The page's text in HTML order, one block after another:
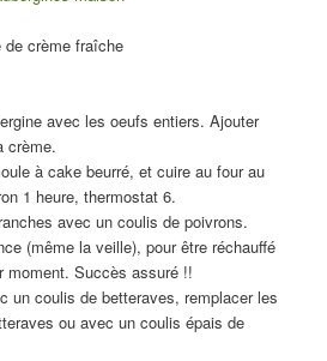
crème fraîche
avec les oeufs entiers. Ajouter
crème.
à cake beurré, et cuire au four au
1 heure, thermostat 6.
avec un coulis de poivrons.
(même la veille), pour être réchauffé
moment. Succès assuré !!
un coulis de betteraves, remplacer les
ou avec un coulis épais de